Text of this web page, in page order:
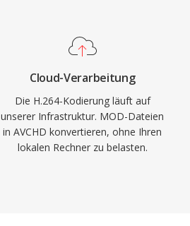
Cloud-Verarbeitung
Die H.264-Kodierung läuft auf
unserer Infrastruktur. MOD-Dateien
in AVCHD konvertieren, ohne Ihren
lokalen Rechner zu belasten.